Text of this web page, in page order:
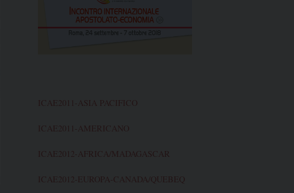
ICAE2011-ASIA PACIFICO
ICAE2011-AMERICANO
ICAE2012-AFRICA/MADAGASCAR
ICAE2012-EUROPA-CANADA/QUEBEQ